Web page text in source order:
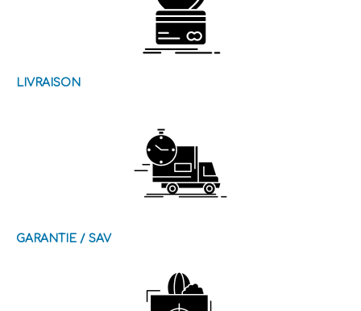
LIVRAISON
GARANTIE / SAV